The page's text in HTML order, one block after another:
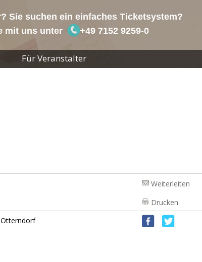
Sie suchen ein einfaches Ticketsystem?
mit uns unter
+49 7152 9259-0
Für Veranstalter
Weiterleiten
Drucken